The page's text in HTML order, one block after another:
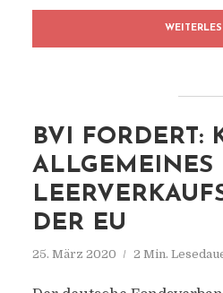
BVI FORDERT:
ALLGEMEINES
DER EU
25. März 2020 2 Min.